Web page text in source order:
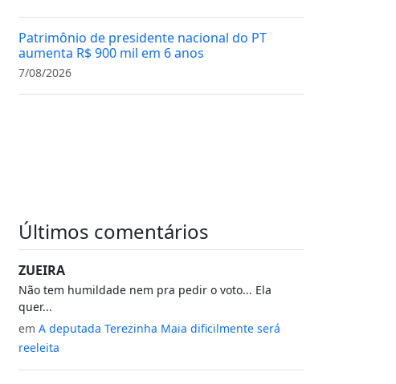
Patrimônio de presidente nacional do PT
aumenta R$ 900 mil em 6 anos
7/08/2026
Últimos comentários
ZUEIRA
Não tem humildade nem pra pedir o voto... Ela
quer...
em A deputada Terezinha Maia dificilmente será
reeleita